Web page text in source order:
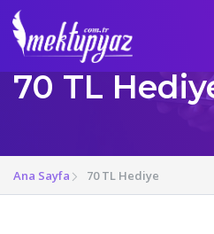
70 TL
Ana Sayfa 70 TL Hediye